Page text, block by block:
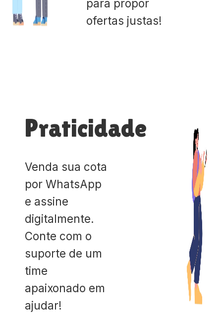
para propor
ofertas justas!
Praticidade
Venda sua cota
por WhatsApp
e assine
digitalmente.
Conte com o
suporte de um
time
apaixonado em
ajudar!